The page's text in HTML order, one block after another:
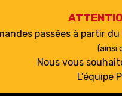
passées à partir du
(ainsi
Nous vous
L'équipe